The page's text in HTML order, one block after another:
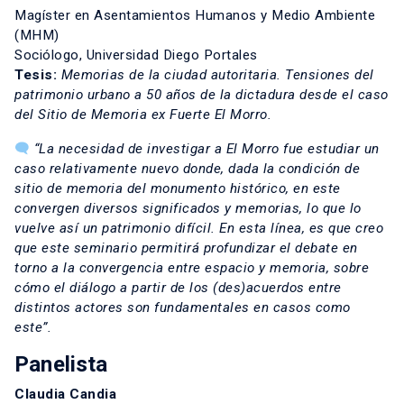
Magíster en Asentamientos Humanos y Medio Ambiente
(MHM)
Sociólogo, Universidad Diego Portales
Tesis: Memorias de la ciudad autoritaria. Tensiones del
patrimonio urbano a 50 años de la dictadura desde el caso
del Sitio de Memoria ex Fuerte El Morro.
“La necesidad de investigar a El Morro fue estudiar un
caso relativamente nuevo donde, dada la condición de
sitio de memoria del monumento histórico, en este
convergen diversos significados y memorias, lo que lo
vuelve así un patrimonio difícil. En esta línea, es que creo
que este seminario permitirá profundizar el debate en
torno a la convergencia entre espacio y memoria, sobre
cómo el diálogo a partir de los (des)acuerdos entre
distintos actores son fundamentales en casos como
este”.
Panelista
Claudia Candia